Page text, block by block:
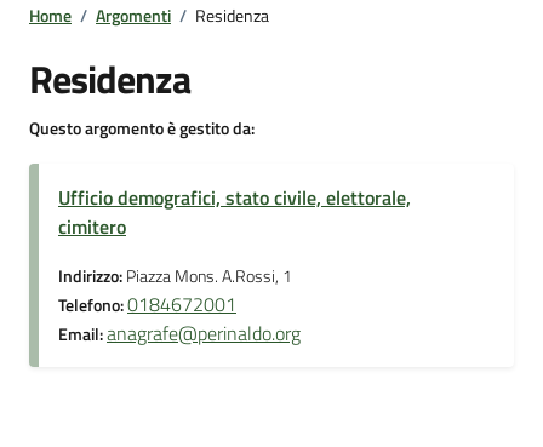
Home / Argomenti / Residenza
Residenza
Questo argomento è gestito da:
Ufficio demografici, stato civile, elettorale,
cimitero
Indirizzo:Piazza Mons. A.Rossi, 1
Telefono:0184672001
Email:anagrafe@perinaldo.org